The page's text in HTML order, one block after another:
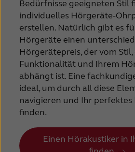
Bedürfnisse geeigneten Stil
individuelles Hörgeräte-
erstellen. Natürlich gibt es
Hörgeräte einen
Hörgerätepreis, der vom Stil,
Funktionalität und Ihrem
abhängt ist. Eine
ideal, um durch all diese
navigieren und Ihr perfektes
finden.
Einen Hörakustiker in